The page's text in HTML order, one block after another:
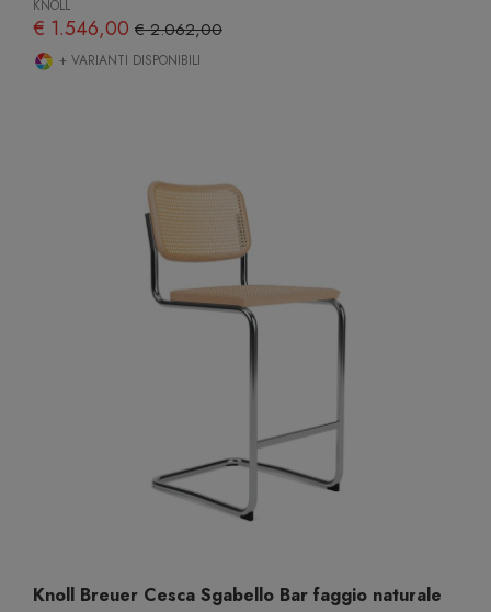
KNOLL
€ 1.546,00 € 2.062,00
+ VARIANTI DISPONIBILI
Knoll Breuer Cesca Sgabello Bar faggio naturale